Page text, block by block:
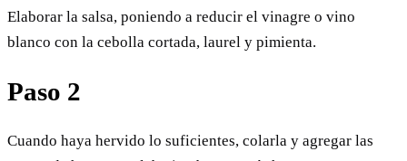
Elaborar la salsa, poniendo a reducir el vinagre o vino
blanco con la cebolla cortada, laurel y pimienta.
Paso 2
Cuando haya hervido lo suficientes, colarla y agregar las